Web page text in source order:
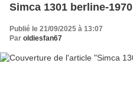
Simca 1301 berline-1970
Publié le 21/09/2025 à 13:07
Par oldiesfan67